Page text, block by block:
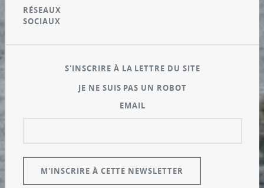
RÉSEAUX
SOCIAUX
S'INSCRIRE À LA LETTRE DU SITE
JE NE SUIS PAS UN ROBOT
EMAIL